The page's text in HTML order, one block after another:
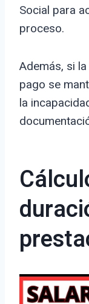
Social para
proceso.
Además, si
pago se
la